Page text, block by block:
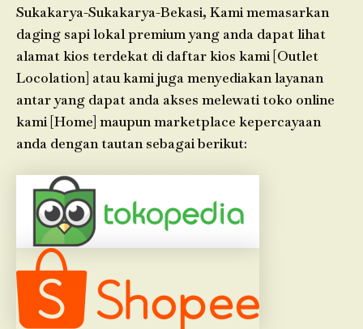
Sukakarya-Sukakarya-Bekasi, Kami memasarkan
daging sapi lokal premium yang anda dapat lihat
alamat kios terdekat di daftar kios kami [Outlet
Locolation] atau kami juga menyediakan layanan
antar yang dapat anda akses melewati toko online
kami [Home] maupun marketplace kepercayaan
anda dengan tautan sebagai berikut: